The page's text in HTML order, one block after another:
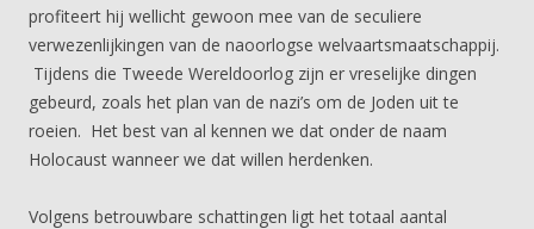
profiteert hij wellicht gewoon mee van de seculiere
verwezenlijkingen van de naoorlogse welvaartsmaatschappij.
Tijdens die Tweede Wereldoorlog zijn er vreselijke dingen
gebeurd, zoals het plan van de nazi’s om de Joden uit te
roeien. Het best van al kennen we dat onder de naam
Holocaust wanneer we dat willen herdenken.
Volgens betrouwbare schattingen ligt het totaal aantal